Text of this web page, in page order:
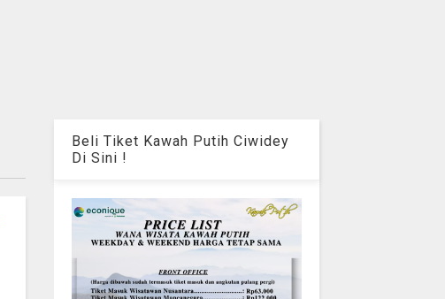
Beli Tiket Kawah Putih Ciwidey
Di Sini !